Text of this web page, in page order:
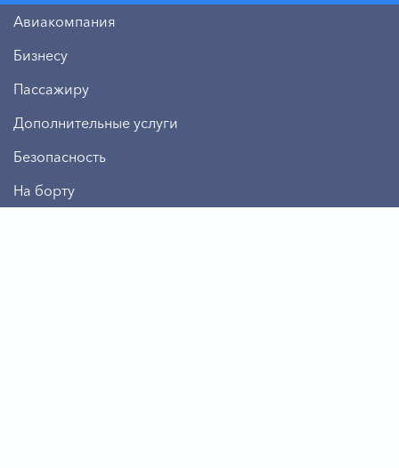
Авиакомпания
Бизнесу
Пассажиру
Дополнительные услуги
Безопасность
На борту